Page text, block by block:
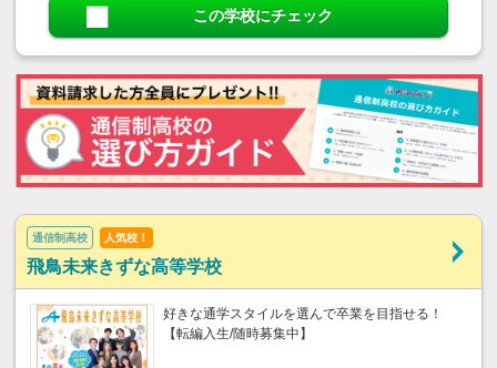
この学校にチェック
通信制高校 人気校！
飛鳥未来きずな高等学校
好きな通学スタイルを選んで卒業を目指せる！
【転編入生/随時募集中】